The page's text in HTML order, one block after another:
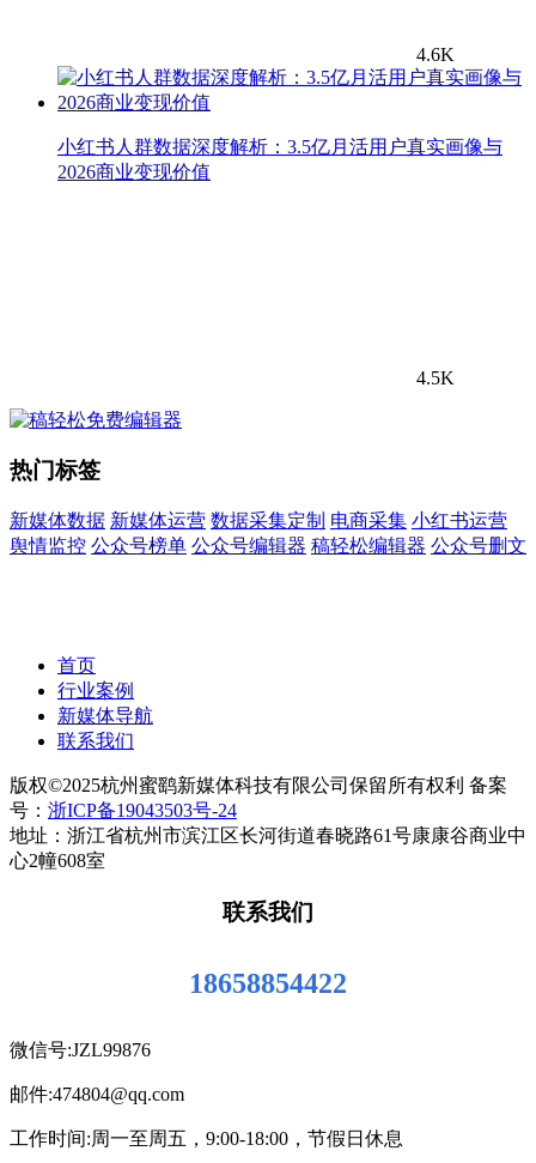
4.6K
小红书人群数据深度解析：3.5亿月活用户真实画像与
2026商业变现价值
4.5K
热门标签
新媒体数据 新媒体运营 数据采集定制 电商采集 小红书运营
舆情监控 公众号榜单 公众号编辑器 稿轻松编辑器 公众号删文
首页
行业案例
新媒体导航
联系我们
版权©2025杭州蜜鹞新媒体科技有限公司保留所有权利 备案
号： 浙ICP备19043503号-24
地址：浙江省杭州市滨江区长河街道春晓路61号康康谷商业中
心2幢608室
联系我们
18658854422
微信号:JZL99876
邮件:474804@qq.com
工作时间:周一至周五，9:00-18:00，节假日休息